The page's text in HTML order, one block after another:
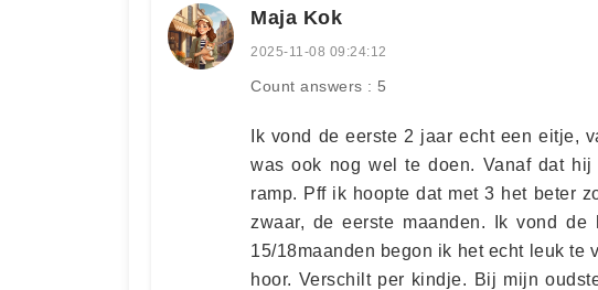
Maja Kok
2025-11-08 09:24:12
Count answers : 5
Ik vond de eerste 2 jaar echt een eitje,
was ook nog wel te doen. Vanaf dat
ramp. Pff ik hoopte dat met 3 het beter
zwaar, de eerste maanden. Ik vond de
15/18maanden begon ik het echt leuk te
hoor. Verschilt per kindje. Bij mijn